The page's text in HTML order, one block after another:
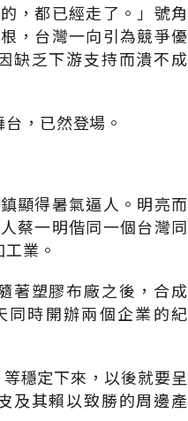
，都已經走了。」號角
，台灣一向引為競爭優
缺乏下游支持而潰不成
，已然登場。
顯得暑氣逼人。明亮而
蔡一明偕同一個台灣同
業。
著塑膠布廠之後，合成
同時開辦兩個企業的紀
穩定下來，以後就要呈
及其賴以致勝的周邊產